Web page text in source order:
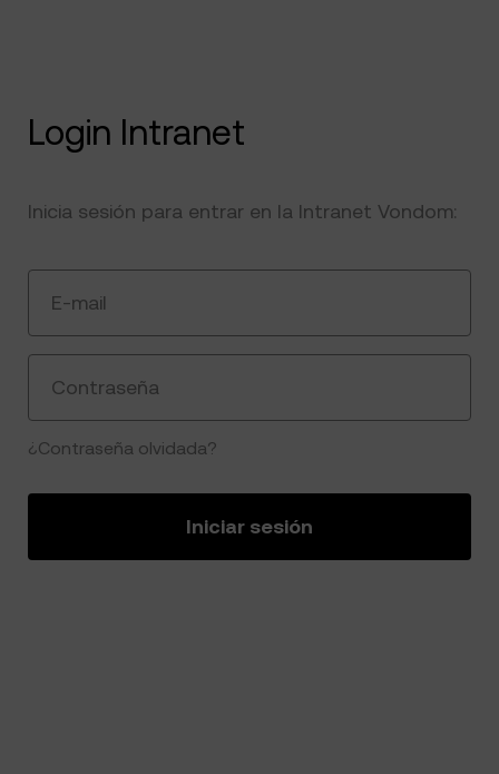
Login Intranet
Inicia sesión para entrar en la Intranet Vondom:
E-mail
Contraseña
¿Contraseña olvidada?
Iniciar sesión